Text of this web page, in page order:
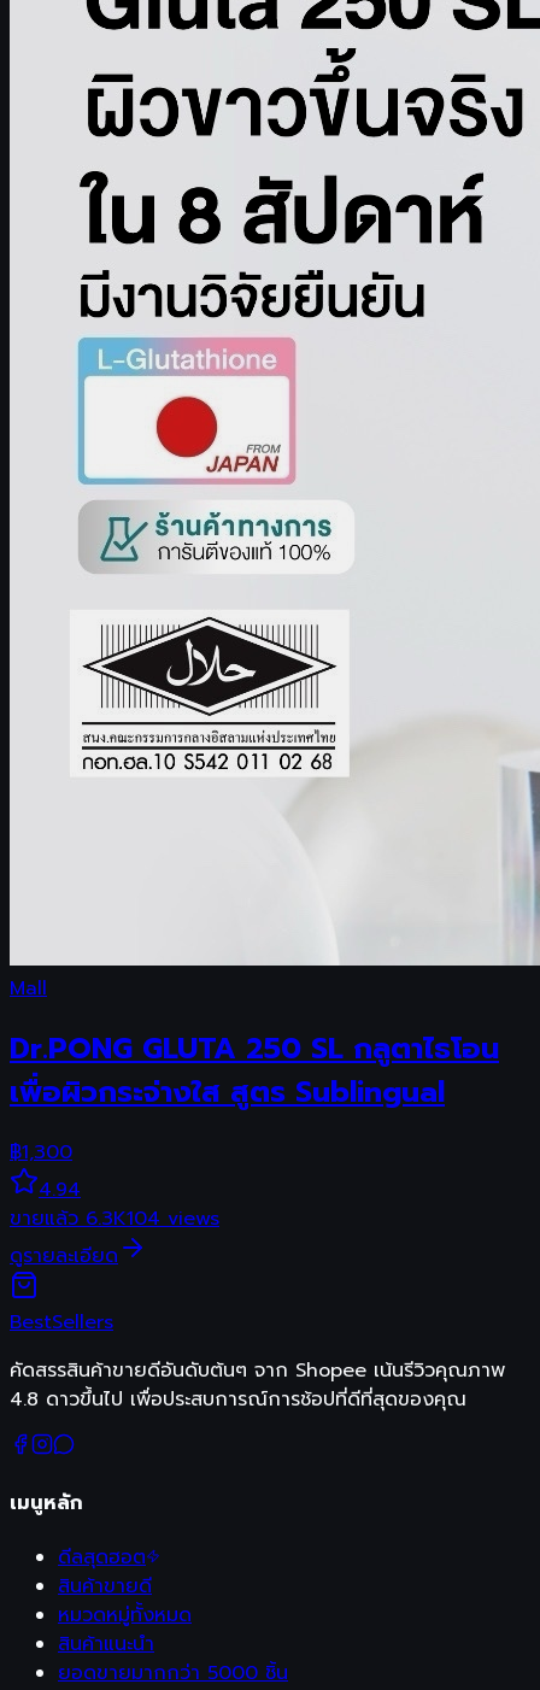
Mall
Dr.PONG GLUTA 250 SL กลูตาไธโอน
เพื่อผิวกระจ่างใส สูตร Sublingual
฿1,300
4.94
ขายแล้ว 6.3K104 views
ดูรายละเอียด
BestSellers
คัดสรรสินค้าขายดีอันดับต้นๆ จาก Shopee เน้นรีวิวคุณภาพ
4.8 ดาวขึ้นไป เพื่อประสบการณ์การช้อปที่ดีที่สุดของคุณ
เมนูหลัก
ดีลสุดฮอต
สินค้าขายดี
หมวดหมู่ทั้งหมด
สินค้าแนะนำ
ยอดขายมากกว่า 5000 ชิ้น